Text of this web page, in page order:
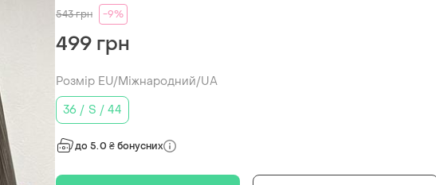
543грн -9%
499 грн
Розмір EU/Міжнародний/UA
36 / S / 44
до 5.0 ₴ бонусних